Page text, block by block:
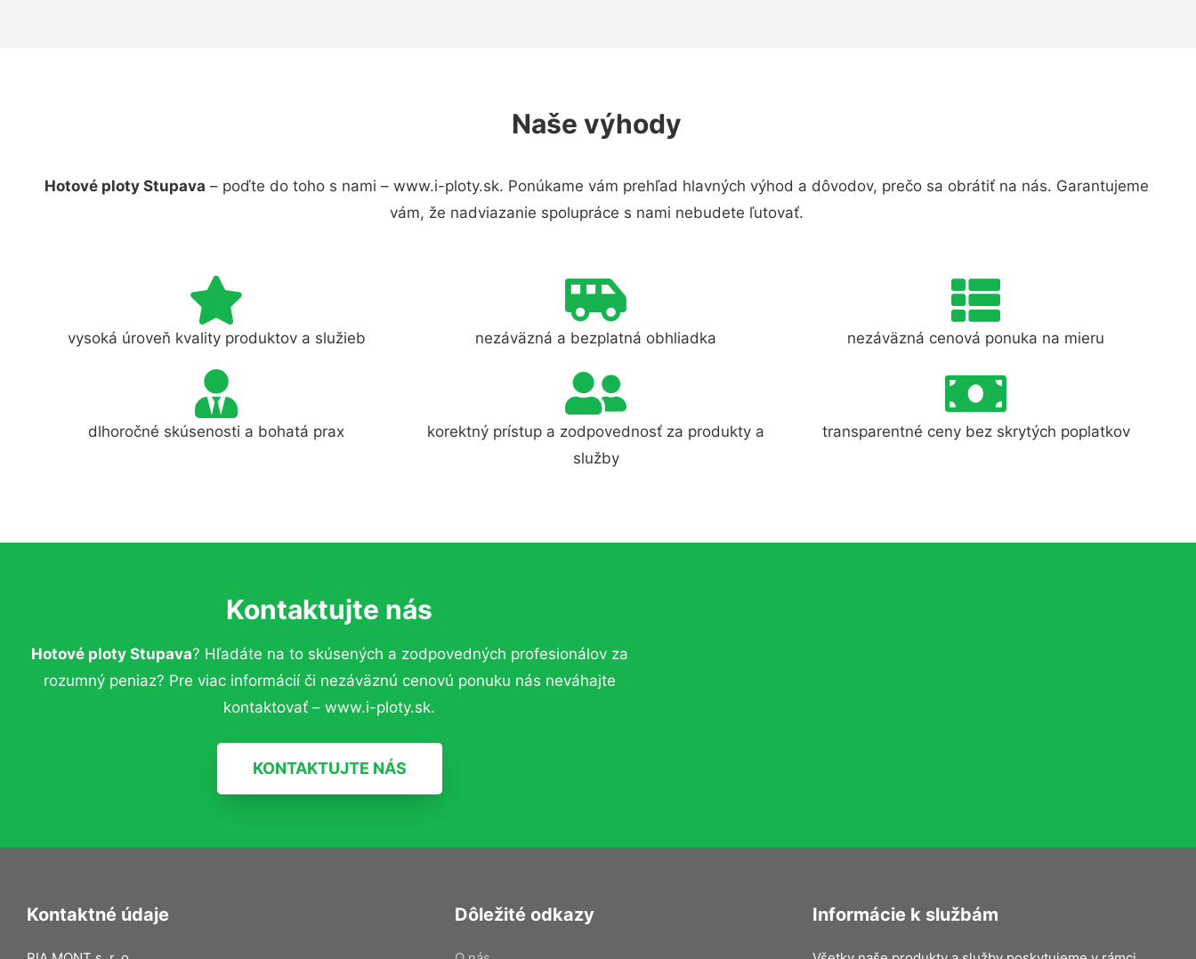
Naše výhody
Hotové ploty Stupava – poďte do toho s nami – www.i-ploty.sk. Ponúkame vám prehľad hlavných výhod a dôvodov, prečo sa obrátiť na nás. Garantujeme
vám, že nadviazanie spolupráce s nami nebudete ľutovať.
vysoká úroveň kvality produktov a služieb nezáväzná a bezplatná obhliadka nezáväzná cenová ponuka na mieru
dlhoročné skúsenosti a bohatá prax
korektný prístup a zodpovednosť za produkty a
služby
transparentné ceny bez skrytých poplatkov
Kontaktujte nás
Hotové ploty Stupava? Hľadáte na to skúsených a zodpovedných profesionálov za
rozumný peniaz? Pre viac informácií či nezáväznú cenovú ponuku nás neváhajte
kontaktovať – www.i-ploty.sk.
KONTAKTUJTE NÁS
Kontaktné údaje Dôležité odkazy Informácie k službám